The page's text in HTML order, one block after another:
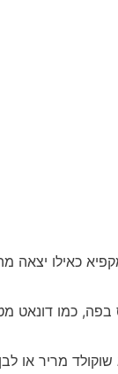
כאילו יצאה
בפה, כמו דונאט